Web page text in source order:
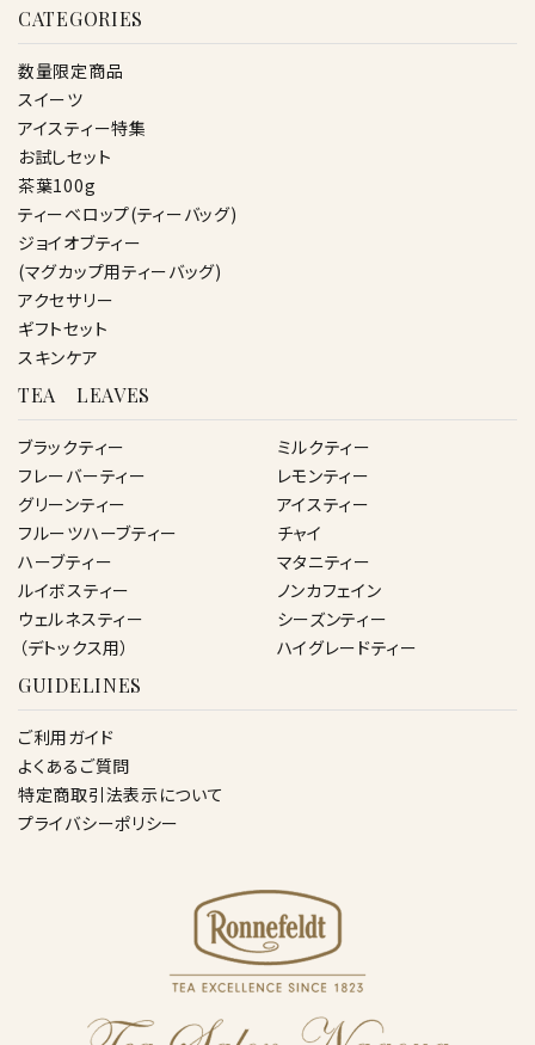
CATEGORIES
数量限定商品
スイーツ
アイスティー特集
お試しセット
茶葉100g
ティーベロップ(ティーバッグ)
ジョイオブティー
(マグカップ用ティーバッグ)
アクセサリー
ギフトセット
スキンケア
TEA LEAVES
ブラックティー
フレーバーティー
グリーンティー
フルーツハーブティー
ハーブティー
ルイボスティー
ウェルネスティー
（デトックス用）
ミルクティー
レモンティー
アイスティー
チャイ
マタニティー
ノンカフェイン
シーズンティー
ハイグレードティー
GUIDELINES
ご利用ガイド
よくあるご質問
特定商取引法表示について
プライバシーポリシー